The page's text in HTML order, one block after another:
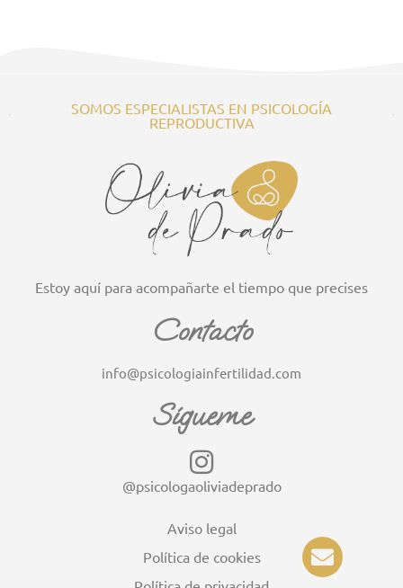
E
n
SOMOS ESPECIALISTAS EN PSICOLOGÍA
REPRODUCTIVA
Estoy aquí para acompañarte el tiempo que precises
Contacto
info@psicologiainfertilidad.com
Sígueme
@psicologaoliviadeprado
Aviso legal
Política de cookies